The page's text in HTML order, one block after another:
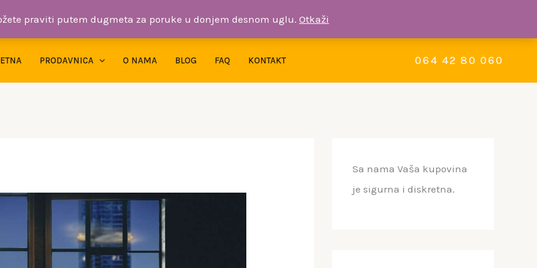
praviti putem dugmeta za poruke u donjem desnom uglu. Otkaži
PRODAVNICA O NAMA BLOG FAQ KONTAKT 064 42 80 060
Sa nama Vaša kupovina
je sigurna i diskretna.
Facebook